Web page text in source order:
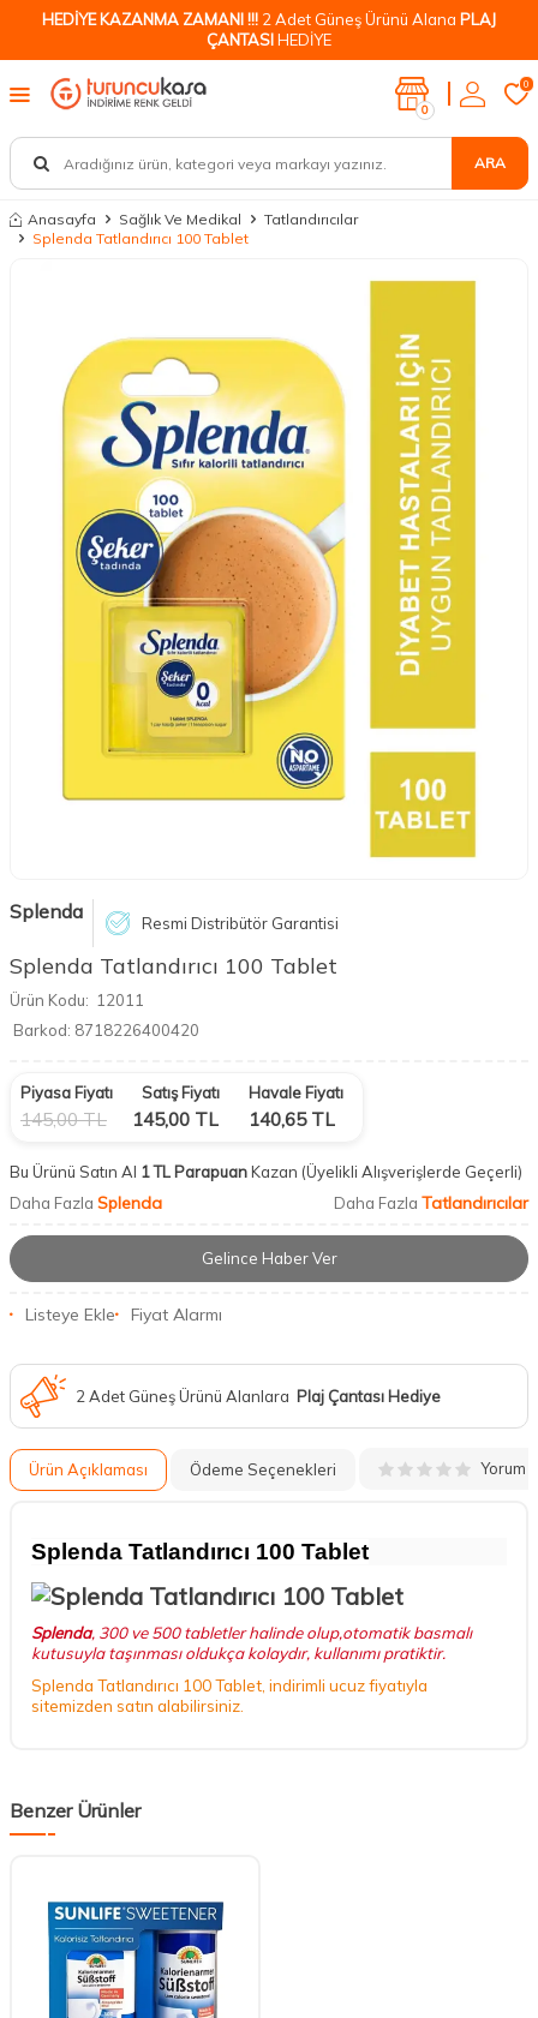
HEDİYE KAZANMA ZAMANI !!! 2 Adet Güneş Ürünü Alana PLAJ
ÇANTASIHEDİYE
ARA
0
0
Anasayfa Sağlık Ve Medikal
Tatlandırıcılar
Splenda Tatlandırıcı 100 Tablet
Splenda Resmi Distribütör Garantisi
Splenda Tatlandırıcı 100 Tablet
Ürün Kodu: 12011
Barkod: 8718226400420
Piyasa Fiyatı
145,00TL
Satış Fiyatı
145,00 TL
Havale Fiyatı
140,65TL
Bu Ürünü Satın Al 1 TL ParapuanKazan (Üyelikli Alışverişlerde Geçerli)
Daha Fazla Splenda Daha Fazla Tatlandırıcılar
Gelince Haber Ver
Listeye Ekle Fiyat Alarmı
2 Adet Güneş Ürünü Alanlara Plaj Çantası Hediye
Ürün Açıklaması Ödeme Seçenekleri Yorum
Splenda Tatlandırıcı 100 Tablet
Splenda, 300ve 500 tabletler halinde olup,otomatik basmalı
kutusuyla taşınması oldukça kolaydır, kullanımı pratiktir.
Splenda Tatlandırıcı 100 Tablet, indirimli ucuz fiyatıyla
sitemizden satın alabilirsiniz.
Benzer Ürünler